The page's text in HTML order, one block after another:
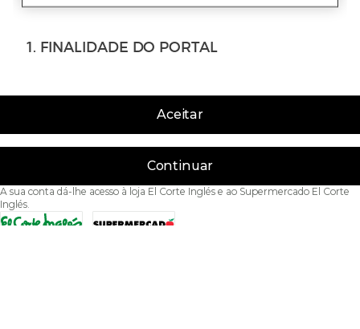
Aceitar
Continuar
A sua conta dá-lhe acesso à loja El Corte Inglés e ao Supermercado El Corte
Inglés.